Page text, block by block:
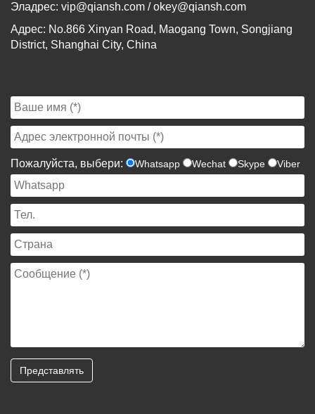
Эладрес: vip@qiansh.com /okey@qiansh.com
Адрес: No.866 Xinyan Road, Maogang Town, Songjiang
District, Shanghai City, China
Пожалуйста, выбери: Whatsapp Wechat Skype Viber